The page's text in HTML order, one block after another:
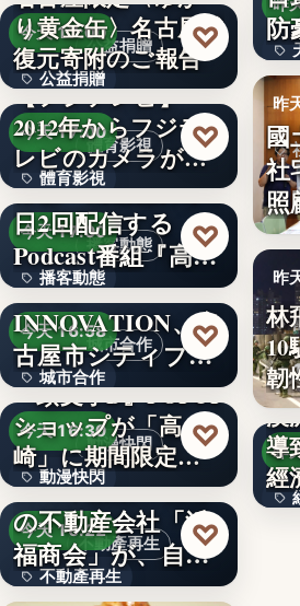
文字
公益捐贈
今天 17:00
公益捐贈
4,550,085
り黄金缶〉名古屋城
復元寄附のご報告
♡
體育影視
今天 17:00
體育影視
99
【フジテレビ】
2012年からフジテ
レビのカメラが追
い続け…
♡
播客動態
今天 17:00
播客動態
文字
俳優・高橋健介が1
日2回配信する
Podcast番組『高
橋…
♡
城市合作
今天 16:58
城市合作
文字
NEXT
INNOVATION、名
古屋市シティプロ
モーシ…
♡
動漫快閃
今天 16:30
動漫快閃
366
『頭文字D』POPUP
ショップが「高
崎」に期間限定で
登場…
♡
不動產再生
今天 16:22
不動產再生
1970年創業の長崎
の不動産会社「浜
福商会」が、自ら
再生…
♡
昨
防
昨
國
社
照
昨
林
10
韌
昨
澳
導
經